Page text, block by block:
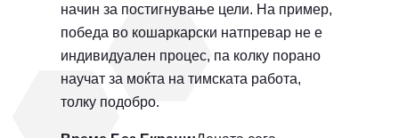
начин за постигнување цели. На пример,
победа во кошаркарски натпревар не е
индивидуален процес, па колку порано
научат за моќта на тимската работа,
толку подобро.